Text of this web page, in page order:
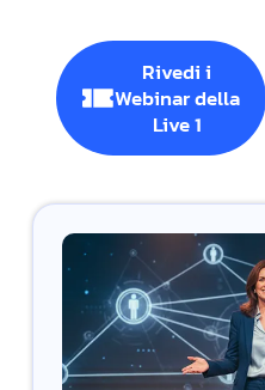
Rivedi i
Webinar della
Live 1